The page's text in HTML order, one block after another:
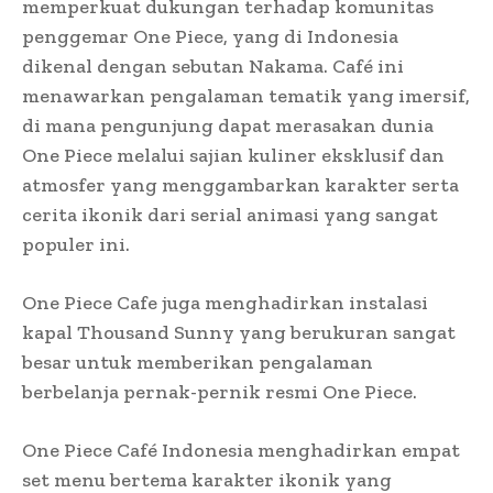
memperkuat dukungan terhadap komunitas
penggemar One Piece, yang di Indonesia
dikenal dengan sebutan Nakama. Café ini
menawarkan pengalaman tematik yang imersif,
di mana pengunjung dapat merasakan dunia
One Piece melalui sajian kuliner eksklusif dan
atmosfer yang menggambarkan karakter serta
cerita ikonik dari serial animasi yang sangat
populer ini.
One Piece Cafe juga menghadirkan instalasi
kapal Thousand Sunny yang berukuran sangat
besar untuk memberikan pengalaman
berbelanja pernak-pernik resmi One Piece.
One Piece Café Indonesia menghadirkan empat
set menu bertema karakter ikonik yang